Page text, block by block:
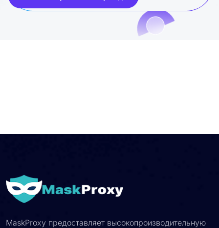
MaskProxy предоставляет высокопроизводительную